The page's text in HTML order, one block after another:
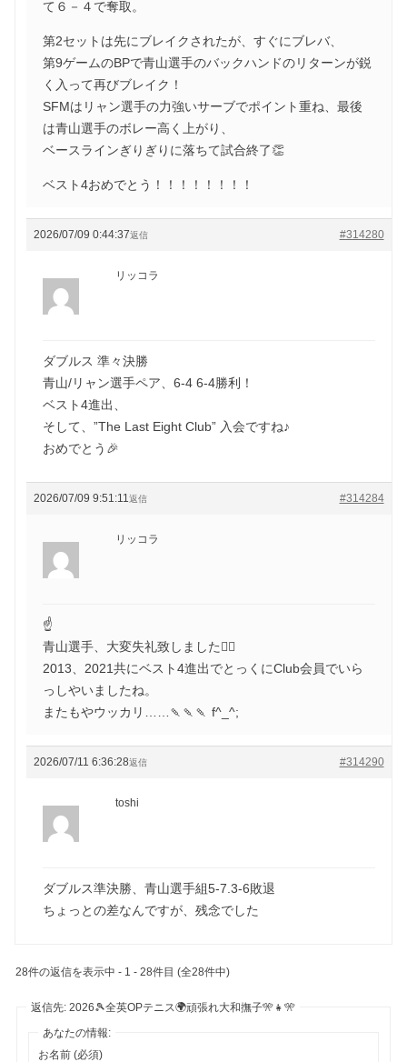
て６－４で奪取。
第2セットは先にブレイクされたが、すぐにブレバ、
第9ゲームのBPで青山選手のバックハンドのリターンが鋭
く入って再びブレイク！
SFMはリャン選手の力強いサーブでポイント重ね、最後
は青山選手のボレー高く上がり、
ベースラインぎりぎりに落ちて試合終了👏
ベスト4おめでとう！！！！！！！！
2026/07/09 0:44:37 #314280
返信
リッコラ
ダブルス 準々決勝
青山/リャン選手ペア、6-4 6-4勝利！
ベスト4進出、
そして、”The Last Eight Club” 入会ですね♪
おめでとう🎉
2026/07/09 9:51:11 #314284
返信
リッコラ
☝️
青山選手、大変失礼致しました🙇‍♀️
2013、2021共にベスト4進出でとっくにClub会員でいら
っしやいましたね。
またもやウッカリ……🍡🍡🍡 f^_^;
2026/07/11 6:36:28 #314290
返信
toshi
ダブルス準決勝、青山選手組5-7.3-6敗退
ちょっとの差なんですが、残念でした
28件の返信を表示中 - 1 - 28件目 (全28件中)
返信先: 2026🎾全英OPテニス🌍頑張れ大和撫子🎌👧🎌
あなたの情報:
お名前 (必須)